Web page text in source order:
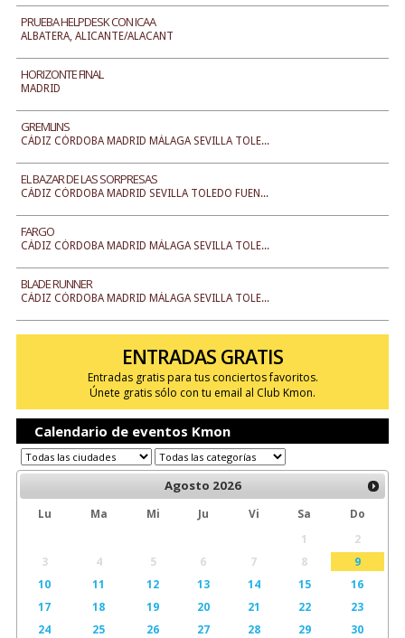
PRUEBA HELPDESK CON ICAA
ALBATERA, ALICANTE/ALACANT
HORIZONTE FINAL
MADRID
GREMLINS
CÁDIZ CÓRDOBA MADRID MÁLAGA SEVILLA TOLE...
EL BAZAR DE LAS SORPRESAS
CÁDIZ CÓRDOBA MADRID SEVILLA TOLEDO FUEN...
FARGO
CÁDIZ CÓRDOBA MADRID MÁLAGA SEVILLA TOLE...
BLADE RUNNER
CÁDIZ CÓRDOBA MADRID MÁLAGA SEVILLA TOLE...
ENTRADAS GRATIS
Entradas gratis para tus conciertos favoritos.
Únete gratis sólo con tu email al Club Kmon.
Calendario de eventos Kmon
Agosto 2026
Lu Ma Mi Ju Vi Sa
Do
1
2
3
4 5 6 7 8
9
10
11 12 13 14 15
16
17
18 19 20 21 22
23
24
25 26 27 28 29
30